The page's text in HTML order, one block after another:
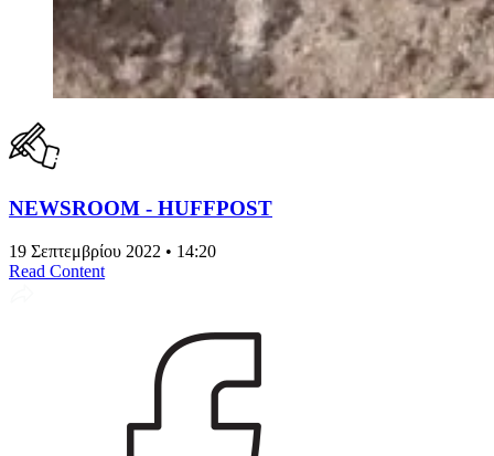
NEWSROOM - HUFFPOST
19 Σεπτεμβρίου 2022 • 14:20
Read Content